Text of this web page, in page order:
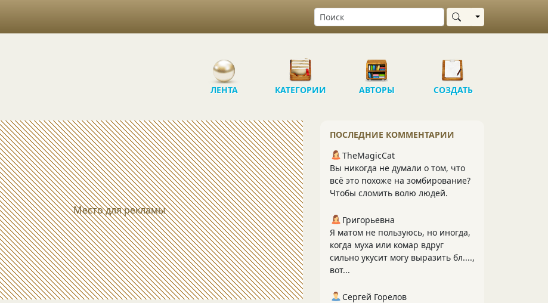
Выбрать область
ЛЕНТА КАТЕГОРИИ АВТОРЫ СОЗДАТЬ
Место для рекламы
ПОСЛЕДНИЕ КОММЕНТАРИИ
TheMagicCat
Вы никогда не думали о том, что
всё это похоже на зомбирование?
Чтобы сломить волю людей.
Григорьевна
Я матом не пользуюсь, но иногда,
когда муха или комар вдруг
сильно укусит могу выразить бл....,
вот...
Сергей Горелов